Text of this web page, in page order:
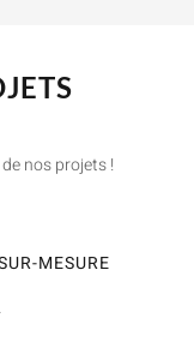
nos projets !
MESURE